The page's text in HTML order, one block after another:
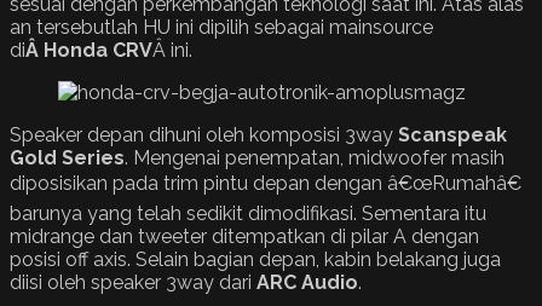
an tersebutlah HU ini dipilih sebagai mainsource
diÂ Honda CRVÂ ini.
Speaker depan dihuni oleh komposisi 3way Scanspeak
Gold Series. Mengenai penempatan, midwoofer masih
diposisikan pada trim pintu depan dengan â€œRumahâ€
barunya yang telah sedikit dimodifikasi. Sementara itu
midrange dan tweeter ditempatkan di pilar A dengan
posisi off axis. Selain bagian depan, kabin belakang juga
diisi oleh speaker 3way dari ARC Audio.